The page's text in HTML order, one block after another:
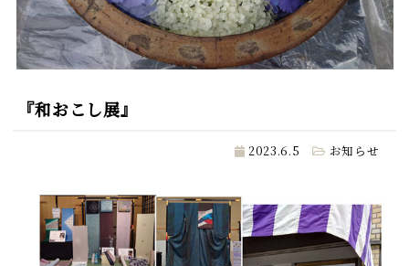
『和おこし展』
2023.6.5 お知らせ